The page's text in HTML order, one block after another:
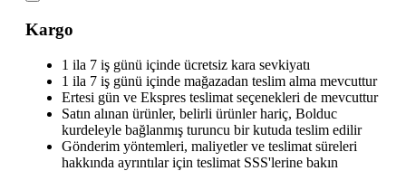
Kargo
1 ila 7 iş günü içinde ücretsiz kara sevkiyatı
1 ila 7 iş günü içinde mağazadan teslim alma mevcuttur
Ertesi gün ve Ekspres teslimat seçenekleri de mevcuttur
Satın alınan ürünler, belirli ürünler hariç, Bolduc
kurdeleyle bağlanmış turuncu bir kutuda teslim edilir
Gönderim yöntemleri, maliyetler ve teslimat süreleri
hakkında ayrıntılar için teslimat SSS'lerine bakın